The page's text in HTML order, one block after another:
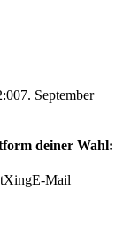
7. September
deiner Wahl:
XingE-Mail